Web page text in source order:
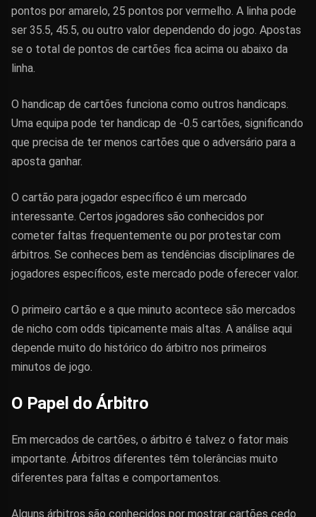
pontos por amarelo, 25 pontos por vermelho. A linha pode
ser 35.5, 45.5, ou outro valor dependendo do jogo. Apostas
se o total de pontos de cartões fica acima ou abaixo da
linha.
O handicap de cartões funciona como outros handicaps.
Uma equipa pode ter handicap de -0.5 cartões, significando
que precisa de ter menos cartões que o adversário para a
aposta ganhar.
O cartão para jogador específico é um mercado
interessante. Certos jogadores são conhecidos por
cometer faltas frequentemente ou por protestar com
árbitros. Se conheces bem as tendências disciplinares de
jogadores específicos, este mercado pode oferecer valor.
O primeiro cartão e a que minuto acontece são mercados
de nicho com odds tipicamente mais altas. A análise aqui
depende muito do histórico do árbitro nos primeiros
minutos de jogo.
O Papel do Árbitro
Em mercados de cartões, o árbitro é talvez o fator mais
importante. Árbitros diferentes têm tolerâncias muito
diferentes para faltas e comportamentos.
Alguns árbitros são conhecidos por mostrar cartões cedo